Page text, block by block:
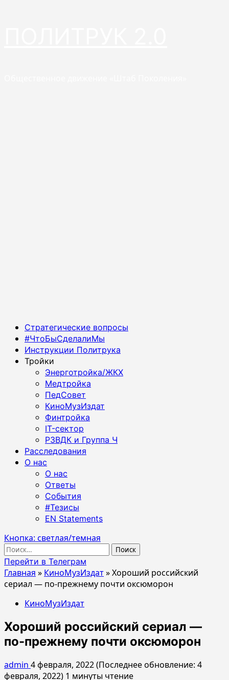
Основное
меню
Стратегические вопросы
#ЧтоБыСделалиМы
Инструкции Политрука
Тройки
Энерготройка/ЖКХ
Медтройка
ПедСовет
КиноМузИздат
Финтройка
IT-сектор
РЗВДК и Группа Ч
Расследования
О нас
О нас
Ответы
События
#Тезисы
EN Statements
Кнопка: светлая/темная
Найти:
Перейти в Телеграм
Главная » КиноМузИздат»Хороший российский
сериал — по-прежнему почти оксюморон
КиноМузИздат
Хороший российский сериал —
по-прежнему почти оксюморон
admin 4 февраля, 2022 (Последнее обновление: 4
февраля, 2022) 1 минуты чтение